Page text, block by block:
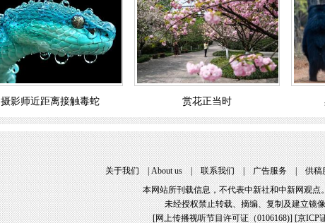
摄影师近距离接触毒蛇 赏花正当时
关于我们 | About u | 联系我们 | 广告服务 | 供稿
本网站所刊载信息，不代表中新社和中新网观点
未经授权禁止转载、摘编、复制及建立镜
[网上传播视听节目许可证（0106168)] [京ICP